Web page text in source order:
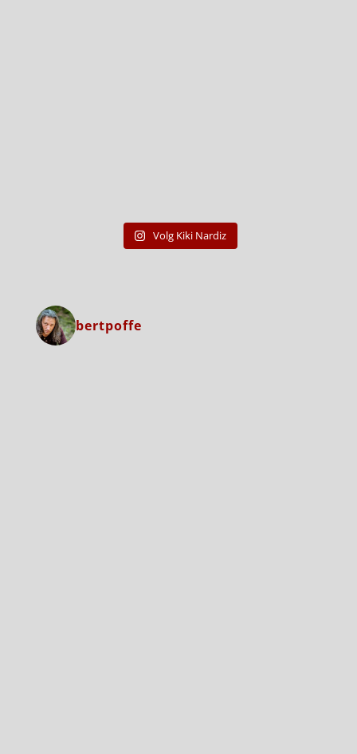
Volg Kiki Nardiz
bertpoffe